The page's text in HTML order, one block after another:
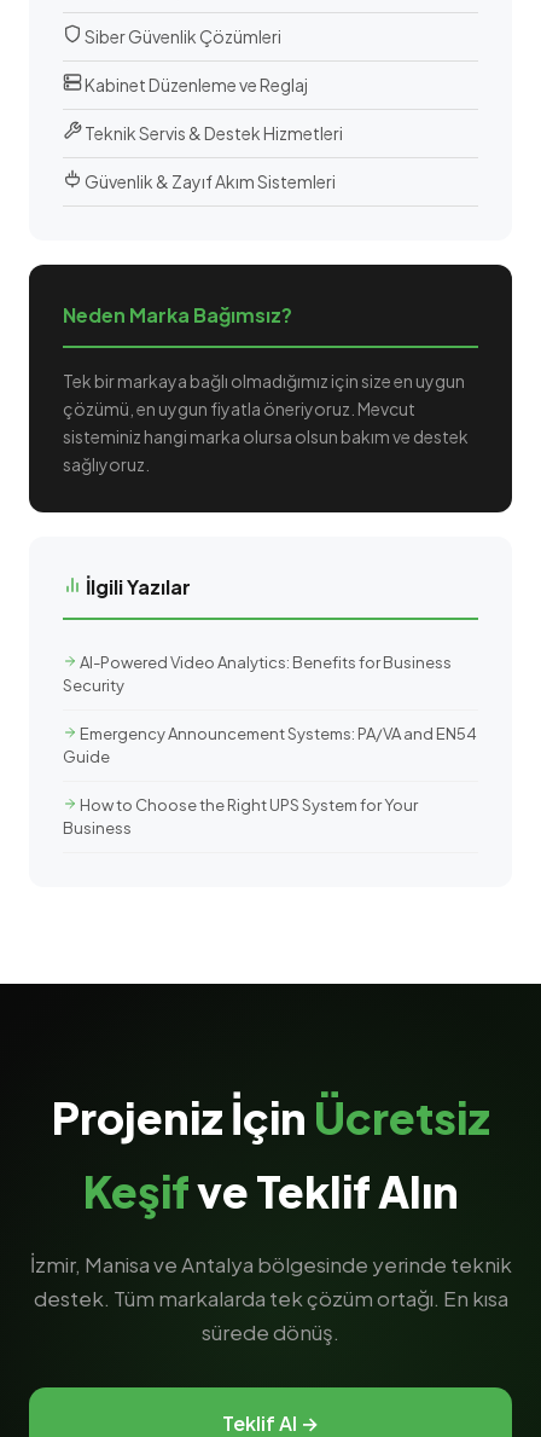
Siber Güvenlik Çözümleri
Kabinet Düzenleme ve Reglaj
Teknik Servis & Destek Hizmetleri
Güvenlik & Zayıf Akım Sistemleri
Neden Marka Bağımsız?
Tek bir markaya bağlı olmadığımız için size en uygun
çözümü, en uygun fiyatla öneriyoruz. Mevcut
sisteminiz hangi marka olursa olsun bakım ve destek
sağlıyoruz.
İlgili Yazılar
AI-Powered Video Analytics: Benefits for Business
Security
Emergency Announcement Systems: PA/VA and EN54
Guide
How to Choose the Right UPS System for Your
Business
Projeniz İçin Ücretsiz
Keşifve Teklif Alın
İzmir, Manisa ve Antalya bölgesinde yerinde teknik
destek. Tüm markalarda tek çözüm ortağı. En kısa
sürede dönüş.
Teklif Al →